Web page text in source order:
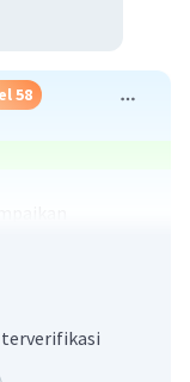
58
mengenal
bahwa
terverifikasi